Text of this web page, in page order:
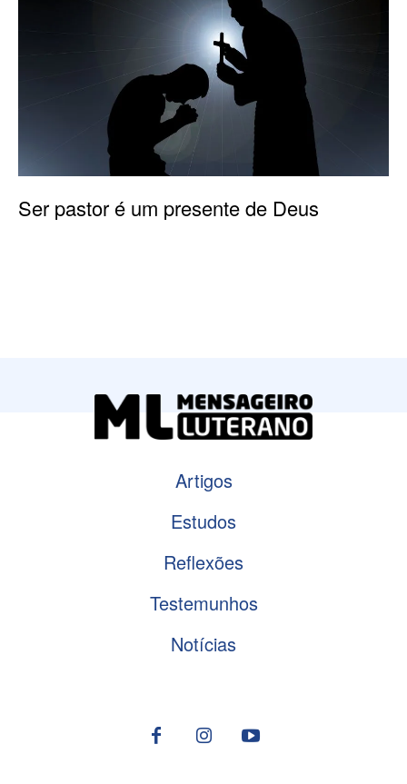
Ser pastor é um presente de Deus
Artigos
Estudos
Reflexões
Testemunhos
Notícias